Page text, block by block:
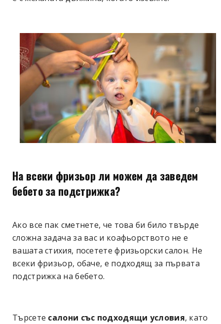
На всеки фризьор ли можем да заведем
бебето за подстрижка?
Ако все пак сметнете, че това би било твърде
сложна задача за вас и коафьорството не е
вашата стихия, посетете фризьорски салон. Не
всеки фризьор, обаче, е подходящ за първата
подстрижка на бебето.
Търсете салони със подходящи условия, като